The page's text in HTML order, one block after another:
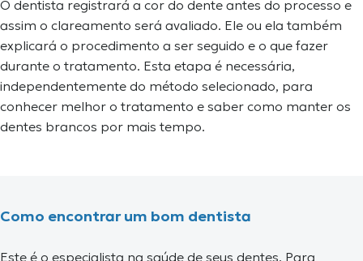
O dentista registrará a cor do dente antes do processo e
assim o clareamento será avaliado. Ele ou ela também
explicará o procedimento a ser seguido e o que fazer
durante o tratamento. Esta etapa é necessária,
independentemente do método selecionado, para
conhecer melhor o tratamento e saber como manter os
dentes brancos por mais tempo.
Como encontrar um bom dentista
Este é o especialista na saúde de seus dentes. Para